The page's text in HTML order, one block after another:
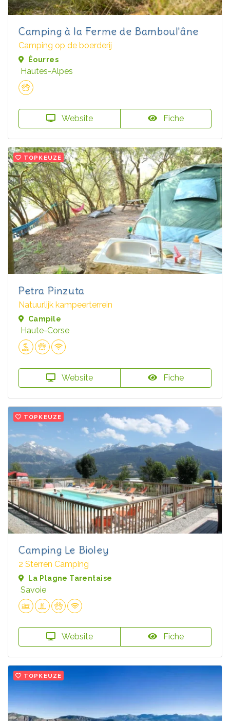
Camping à la Ferme de Bamboul'âne
Camping op de boerderij
Éourres
Hautes-Alpes
Website Fiche
TOPKEUZE
Petra Pinzuta
Natuurlijk kampeerterrein
Campile
Haute-Corse
Website Fiche
TOPKEUZE
Camping Le Bioley
2 Sterren Camping
La Plagne Tarentaise
Savoie
Website Fiche
TOPKEUZE